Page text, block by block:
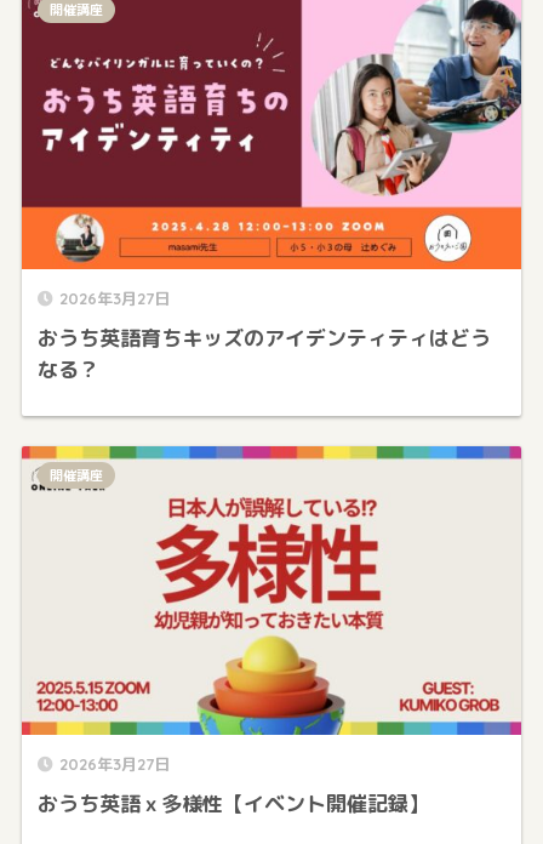
2026年3月27日
おうち英語育ちキッズのアイデンティティはどう
なる？
開催講座
2026年3月27日
おうち英語ｘ多様性【イベント開催記録】
開催講座